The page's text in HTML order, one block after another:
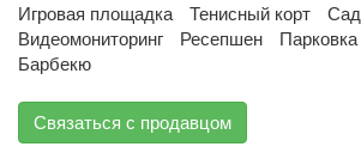
Игровая площадка
Тенисный корт Сад
Видеомониторинг
Ресепшен Парковка
Барбекю
Связаться с продавцом